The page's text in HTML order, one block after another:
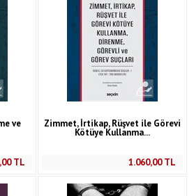
ve
TL
Zimmet, İrtikap, Rüşvet ile Görevi
Kötüye Kullanma...
1.060,00TL